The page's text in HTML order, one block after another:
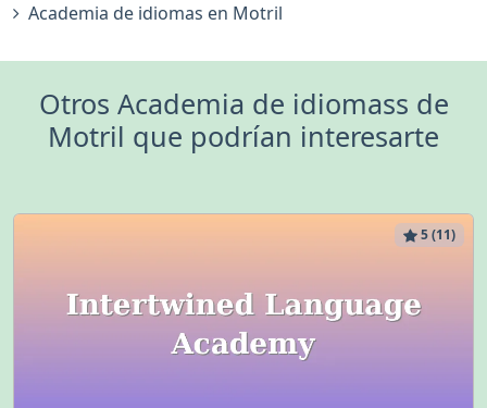
Academia de idiomas en Motril
Otros Academia de idiomass de
Motril que podrían interesarte
5 (11)